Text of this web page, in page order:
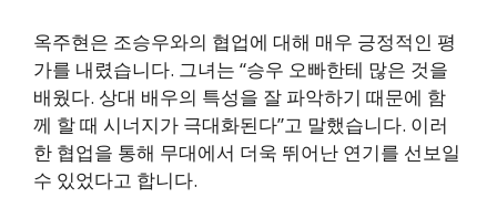
옥주현은 조승우와의 협업에 대해 매우 긍정적인 평
가를 내렸습니다. 그녀는 “승우 오빠한테 많은 것을
배웠다. 상대 배우의 특성을 잘 파악하기 때문에 함
께 할 때 시너지가 극대화된다”고 말했습니다. 이러
한 협업을 통해 무대에서 더욱 뛰어난 연기를 선보일
수 있었다고 합니다.